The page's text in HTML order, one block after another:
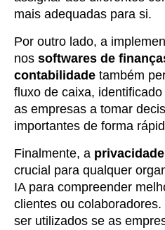
mais adequadas para si.
Por outro lado, a
nos softwares de
contabilidade também
fluxo de caixa,
as empresas a tomar
importantes de forma
Finalmente, a privacidade
crucial para qualquer
IA para compreender
clientes ou
ser utilizados se as